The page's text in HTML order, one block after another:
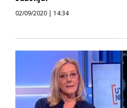
02/09/2020 | 14:34